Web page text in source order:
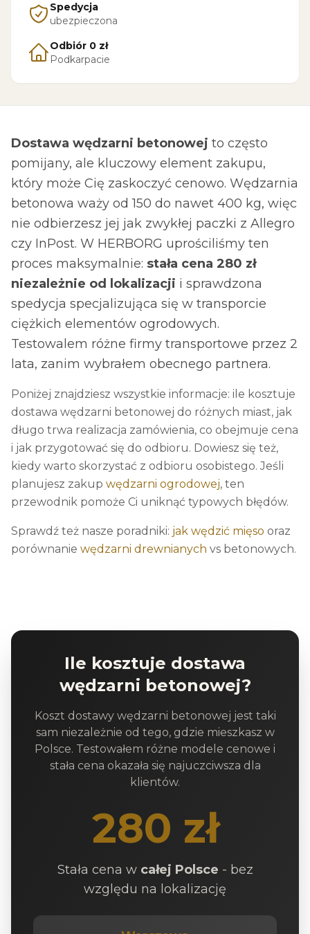
Spedycja
ubezpieczona
Odbiór 0 zł
Podkarpacie
Dostawa wędzarni betonowej to często
pomijany, ale kluczowy element zakupu,
który może Cię zaskoczyć cenowo. Wędzarnia
betonowa waży od 150 do nawet 400 kg, więc
nie odbierzesz jej jak zwykłej paczki z Allegro
czy InPost. W HERBORG uprościliśmy ten
proces maksymalnie: stała cena 280 zł
niezależnie od lokalizacji i sprawdzona
spedycja specjalizująca się w transporcie
ciężkich elementów ogrodowych.
Testowalem różne firmy transportowe przez 2
lata, zanim wybrałem obecnego partnera.
Poniżej znajdziesz wszystkie informacje: ile kosztuje
dostawa wędzarni betonowej do różnych miast, jak
długo trwa realizacja zamówienia, co obejmuje cena
i jak przygotować się do odbioru. Dowiesz się też,
kiedy warto skorzystać z odbioru osobistego. Jeśli
planujesz zakup wędzarni ogrodowej, ten
przewodnik pomoże Ci uniknąć typowych błędów.
Sprawdź też nasze poradniki: jak wędzić mięso oraz
porównanie wędzarni drewnianych vs betonowych.
Ile kosztuje dostawa
wędzarni betonowej?
Koszt dostawy wędzarni betonowej jest taki
sam niezależnie od tego, gdzie mieszkasz w
Polsce. Testowałem różne modele cenowe i
stała cena okazała się najuczciwsza dla
klientów.
280 zł
Stała cena w całej Polsce - bez
względu na lokalizację